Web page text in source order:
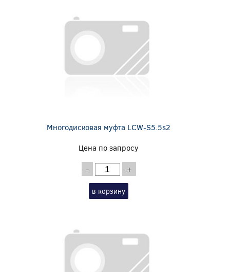
Многодисковая муфта LCW-S5.5s2
Цена по запросу
- +
в корзину